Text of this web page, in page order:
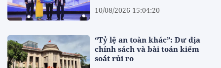
10/08/2026 15:04:20
“Tỷ lệ an toàn khác”: Dư địa
chính sách và bài toán kiểm
soát rủi ro